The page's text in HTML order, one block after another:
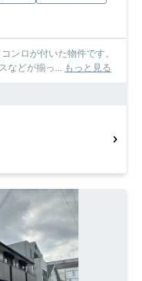
ンロが付いた物件です。
などが揃っ... もっと見る